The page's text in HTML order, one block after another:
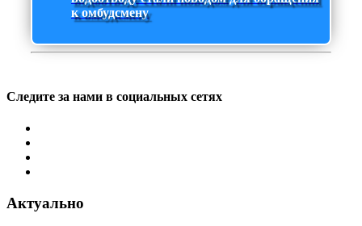
к омбудсмену
Следите за нами в социальных сетях
Актуально